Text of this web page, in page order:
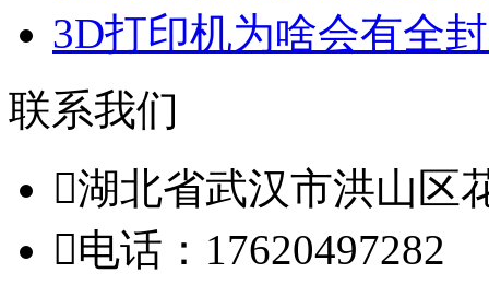
3D打印机为啥会有全
联系我们
湖北省武汉市洪山区
电话：17620497282